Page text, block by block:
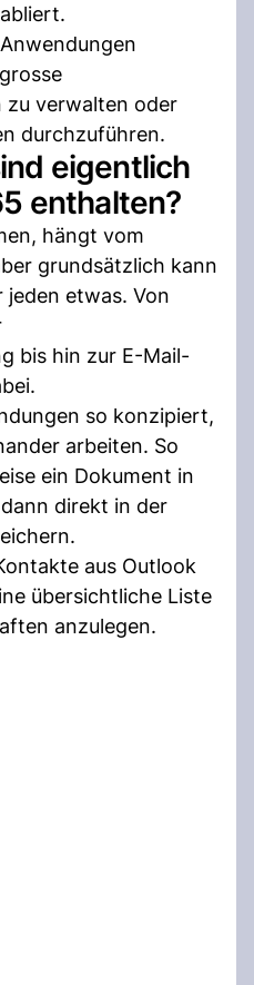
zu verwalten oder
durchzuführen.
eigentlich
enthalten?
hängt vom
grundsätzlich kann
jeden etwas. Von
bis hin zur E-Mail-
so konzipiert,
arbeiten. So
ein Dokument in
direkt in der
aus Outlook
übersichtliche Liste
anzulegen.